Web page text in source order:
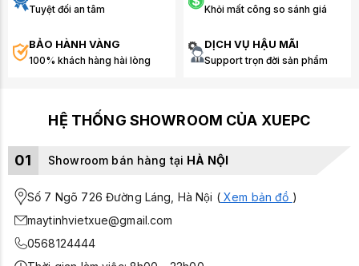
Tuyệt đối an tâm Khỏi mất công so sánh giá
BẢO HÀNH VÀNG
100% khách hàng hài lòng
DỊCH VỤ HẬU MÃI
Support trọn đời sản phẩm
HỆ THỐNG SHOWROOM CỦA XUEPC
01 Showroom bán hàng tại HÀ NỘI
Số 7 Ngõ 726 Đường Láng, Hà Nội (Xem bản đồ )
maytinhvietxue@gmail.com
0568124444